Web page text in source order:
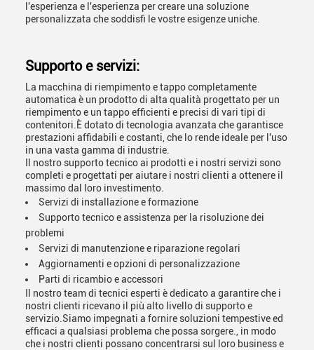
l'esperienza e l'esperienza per creare una soluzione
personalizzata che soddisfi le vostre esigenze uniche.
Supporto e servizi:
La macchina di riempimento e tappo completamente
automatica è un prodotto di alta qualità progettato per un
riempimento e un tappo efficienti e precisi di vari tipi di
contenitori.È dotato di tecnologia avanzata che garantisce
prestazioni affidabili e costanti, che lo rende ideale per l'uso
in una vasta gamma di industrie.
Il nostro supporto tecnico ai prodotti e i nostri servizi sono
completi e progettati per aiutare i nostri clienti a ottenere il
massimo dal loro investimento.
Servizi di installazione e formazione
Supporto tecnico e assistenza per la risoluzione dei
problemi
Servizi di manutenzione e riparazione regolari
Aggiornamenti e opzioni di personalizzazione
Parti di ricambio e accessori
Il nostro team di tecnici esperti è dedicato a garantire che i
nostri clienti ricevano il più alto livello di supporto e
servizio.Siamo impegnati a fornire soluzioni tempestive ed
efficaci a qualsiasi problema che possa sorgere., in modo
che i nostri clienti possano concentrarsi sul loro business e